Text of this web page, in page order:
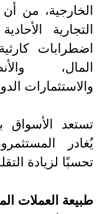
الخارجية، من
التجارية
اضطرابات
المال،
والاستثمارات
تستعد الأسواق
يُغادر
تحسبًا لزيادة
طبيعة العملات